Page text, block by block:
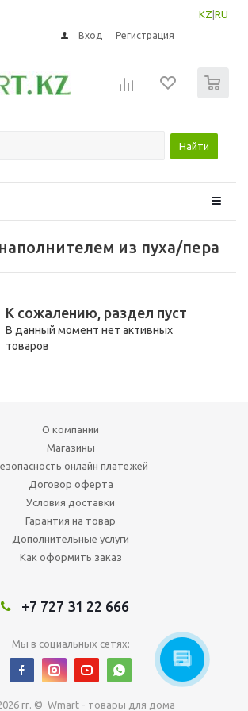
KZ RU
Вход Регистрация
Найти
из пуха/пера
К сожалению, раздел пуст
В данный момент нет активных
товаров
О компании
Магазины
онлайн платежей
Договор оферта
Условия доставки
Гарантия на товар
Дополнительные услуги
Как оформить заказ
+7 727 31 22 666
Мы в социальных сетях:
гг. © Wmart - товары для дома